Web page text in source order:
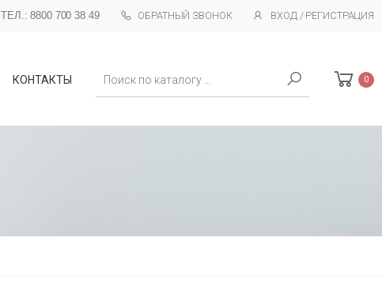
ТЕЛ.: 8800 700 38 49 ОБРАТНЫЙ ЗВОНОК ВХОД / РЕГИСТРАЦИЯ
КОНТАКТЫ 0